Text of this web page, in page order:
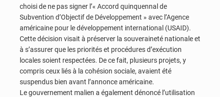
choisi de ne pas signer l’« Accord quinquennal de
Subvention d’Objectif de Développement » avec l’Agence
américaine pour le développement international (USAID).
Cette décision visait à préserver la souveraineté nationale et
à s’assurer que les priorités et procédures d’exécution
locales soient respectées. De ce fait, plusieurs projets, y
compris ceux liés à la cohésion sociale, avaient été
suspendus bien avant l’annonce américaine.
Le gouvernement malien a également dénoncé l’utilisation